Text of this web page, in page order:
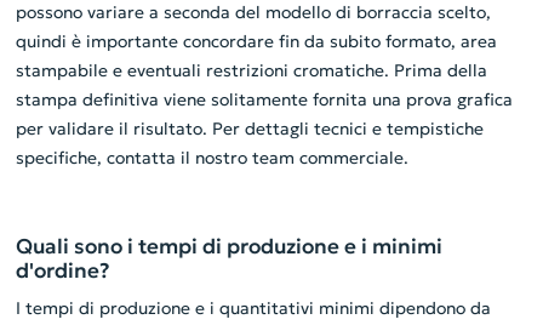
possono variare a seconda del modello di borraccia scelto,
quindi è importante concordare fin da subito formato, area
stampabile e eventuali restrizioni cromatiche. Prima della
stampa definitiva viene solitamente fornita una prova grafica
per validare il risultato. Per dettagli tecnici e tempistiche
specifiche, contatta il nostro team commerciale.
Quali sono i tempi di produzione e i minimi
d'ordine?
I tempi di produzione e i quantitativi minimi dipendono da